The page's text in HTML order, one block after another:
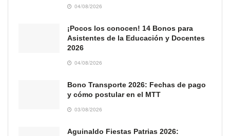
04/08/2026
¡Pocos los conocen! 14 Bonos para
Asistentes de la Educación y Docentes
2026
04/08/2026
Bono Transporte 2026: Fechas de pago
y cómo postular en el MTT
03/08/2026
Aguinaldo Fiestas Patrias 2026: